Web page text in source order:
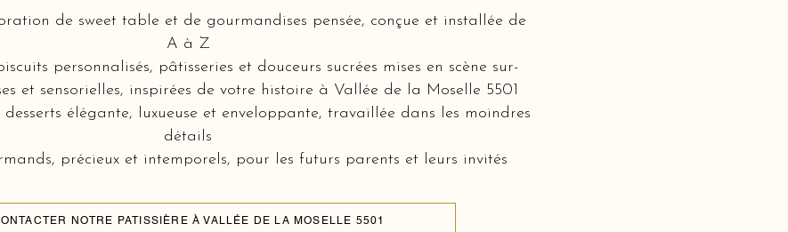
de sweet table et de gourmandises pensée, conçue et installée de
A à Z
personnalisés, pâtisseries et douceurs sucrées mises en scène sur-
et sensorielles, inspirées de votre histoire à Vallée de la Moselle 5501
desserts élégante, luxueuse et enveloppante, travaillée dans les moindres
détails
précieux et intemporels, pour les futurs parents et leurs invités
NOTRE PATISSIÈRE À VALLÉE DE LA MOSELLE 5501